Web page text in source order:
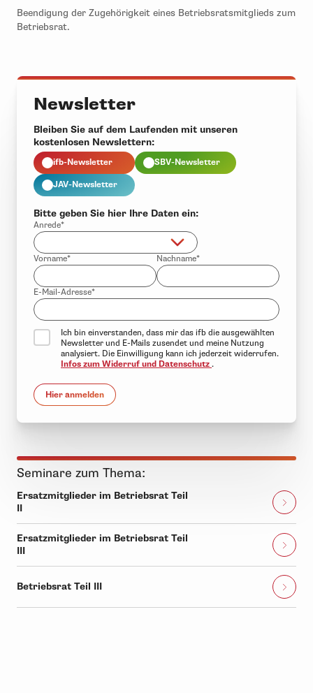
Beendigung der Zugehörigkeit eines Betriebsratsmitglieds zum
Betriebsrat.
Newsletter
Bleiben Sie auf dem Laufenden mit unseren
kostenlosen Newslettern:
ifb-Newsletter SBV-Newsletter
JAV-Newsletter
Bitte geben Sie hier Ihre Daten ein:
Anrede*
Vorname* Nachname*
E-Mail-Adresse*
Ich bin einverstanden, dass mir das ifb die ausgewählten
Newsletter und E-Mails zusendet und meine Nutzung
analysiert. Die Einwilligung kann ich jederzeit widerrufen.
Infos zum Widerruf und Datenschutz .
Hier anmelden
Seminare zum Thema:
Ersatzmitglieder im Betriebsrat Teil
II
Ersatzmitglieder im Betriebsrat Teil
III
Betriebsrat Teil III